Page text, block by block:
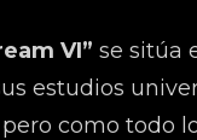
VI” se sitúa
estudios
como todo